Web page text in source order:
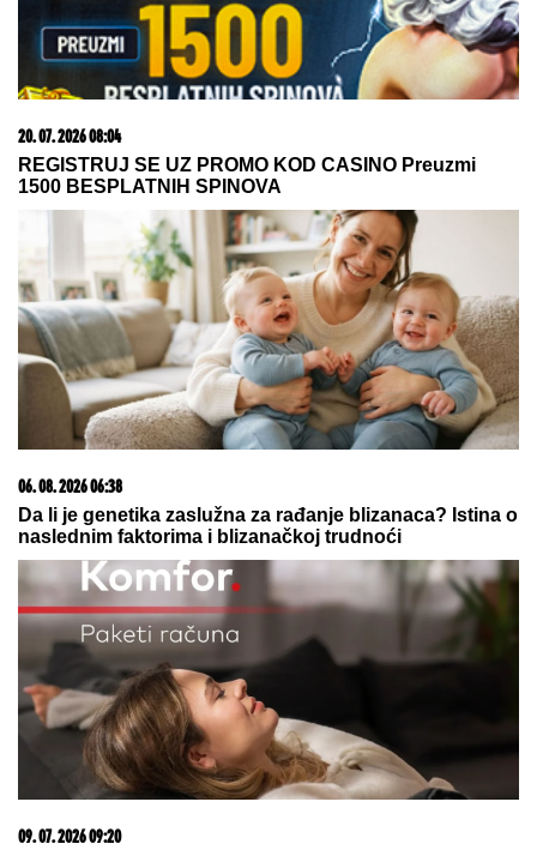
20. 07. 2026 08:04
REGISTRUJ SE UZ PROMO KOD CASINO Preuzmi
1500 BESPLATNIH SPINOVA
06. 08. 2026 06:38
Da li je genetika zaslužna za rađanje blizanaca? Istina o
naslednim faktorima i blizanačkoj trudnoći
09. 07. 2026 09:20